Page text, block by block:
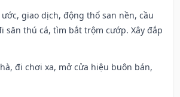
ước, giao dịch, động thổ san nền, cầu
săn thú cá, tìm bắt trộm cướp. Xây đắp
đi chơi xa, mở cửa hiệu buôn bán,